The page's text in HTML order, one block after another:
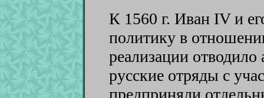
К 1560 г. Иван IV и
политику в
реализации
русские отряды с
предприняли